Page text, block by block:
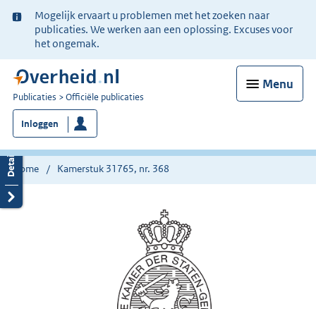
Ter
informatie:
Mogelijk ervaart u problemen met het zoeken naar
publicaties. We werken aan een oplossing. Excuses voor
het ongemak.
Menu
U
bent
nu
hier:
Publicaties Officiële publicaties
Inloggen
Home Kamerstuk 31765, nr. 368